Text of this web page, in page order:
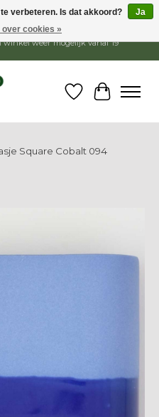
blijft open. Bestellingen
weer mogelijk vanaf 19
Verlanglijst
Square Cobalt 094
verbeteren. Is dat akkoord?
Ja
over cookies »